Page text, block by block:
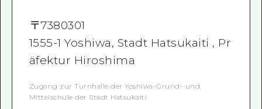
〒7380301
1555-1 Yoshiwa, Stadt Hatsukaiti , Pr
äfektur Hiroshima
Zugang zur Turnhalle der Yoshiwa-Grund- und
Mittelschule der Stadt Hatsukaiti